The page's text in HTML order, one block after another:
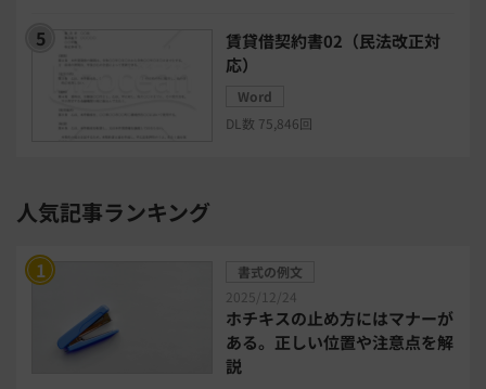
電子請求書システム 人事評価システム
給与計算システム eラーニングシステム
勤怠管理システム
健康管理システム
電子契約システム 会計業務システム
賃貸借契約書02（民法改正対
応）
Word
DL数 75,846回
人気記事ランキング
書式の例文
2025/12/24
ホチキスの止め方にはマナーが
ある。正しい位置や注意点を解
説